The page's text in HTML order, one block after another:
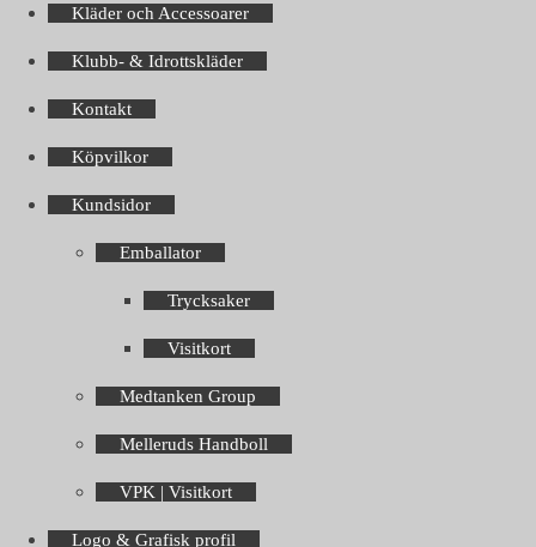
Kläder och Accessoarer
Klubb- & Idrottskläder
Kontakt
Köpvilkor
Kundsidor
Emballator
Trycksaker
Visitkort
Medtanken Group
Melleruds Handboll
VPK | Visitkort
Logo & Grafisk profil